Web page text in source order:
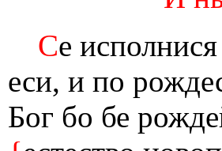
Се
еси, и по
Бог бо бе